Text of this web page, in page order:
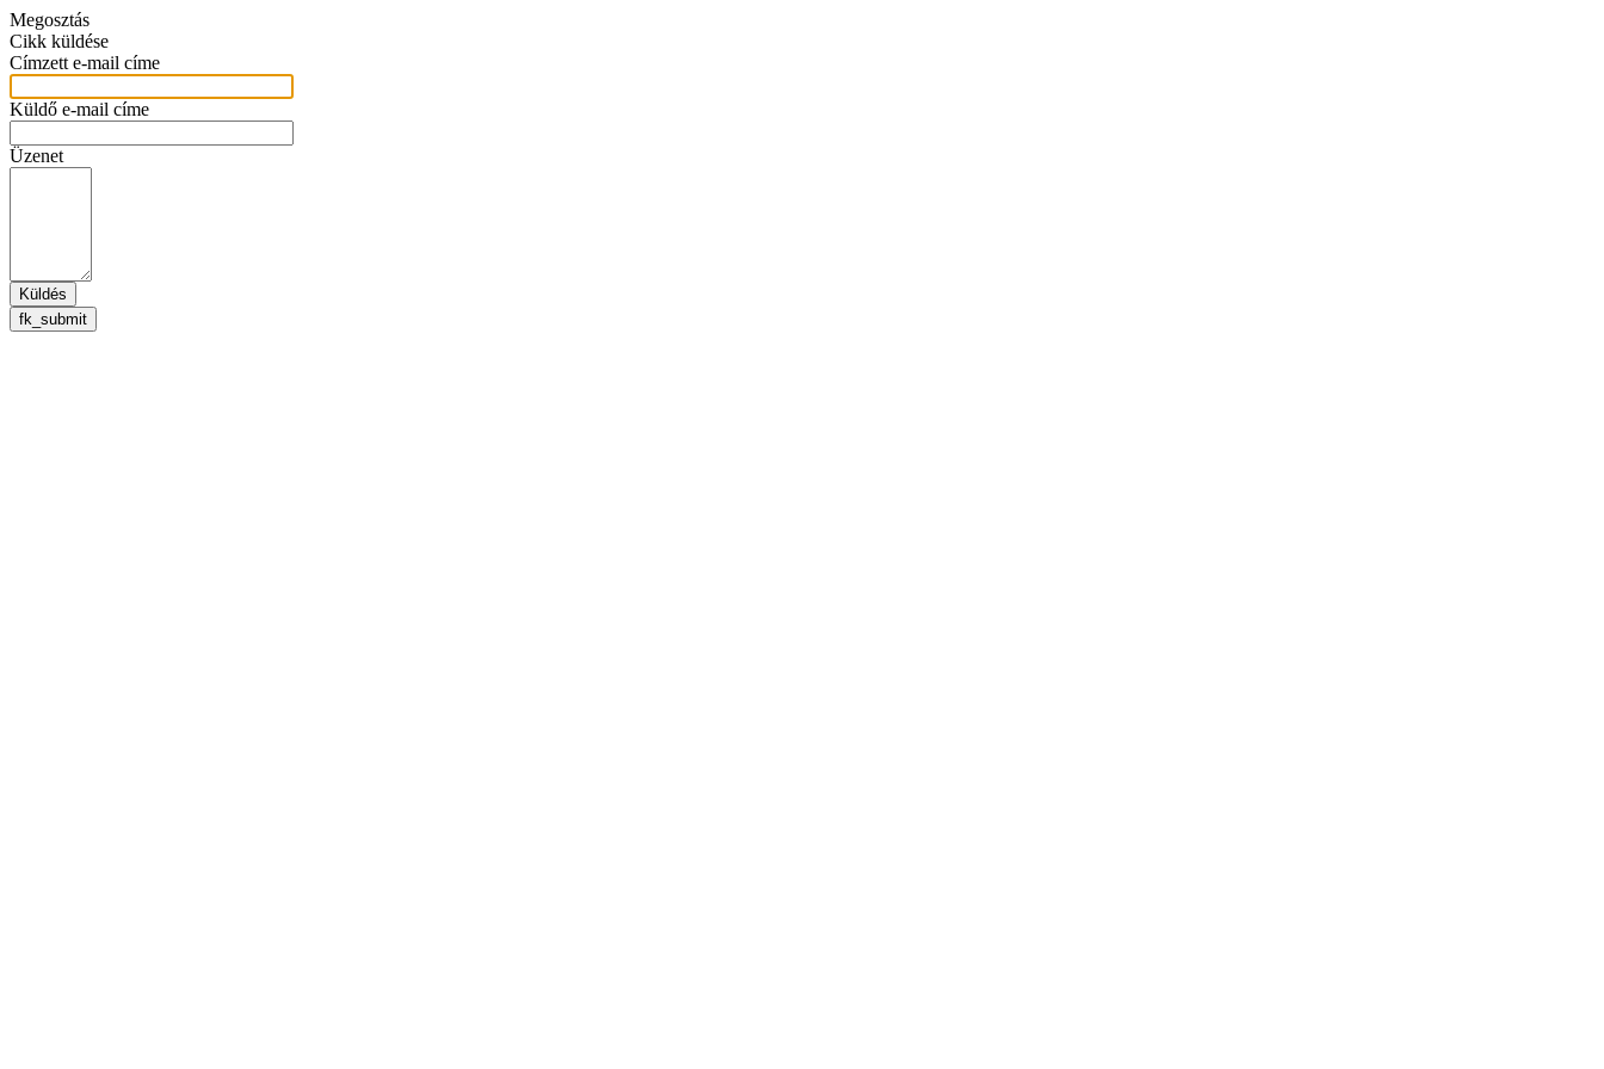
Megosztás
Cikk küldése
Címzett e-mail címe
Küldő e-mail címe
Üzenet